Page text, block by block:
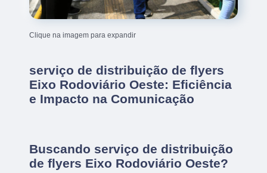
Clique na imagem para expandir
serviço de distribuição de flyers
Eixo Rodoviário Oeste: Eficiência
e Impacto na Comunicação
Buscando serviço de distribuição
de flyers Eixo Rodoviário Oeste?